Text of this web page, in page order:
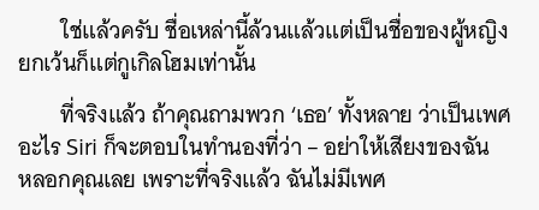
ใช่แล้วครับ ชื่อเหล่านี้ล้วนแล้วแต่เป็นชื่อของผู้หญิง
ยกเว้นก็แต่กูเกิลโฮมเท่านั้น
ที่จริงแล้ว ถ้าคุณถามพวก ‘เธอ’ ทั้งหลาย ว่าเป็นเพศ
อะไร Siri ก็จะตอบในทำนองที่ว่า – อย่าให้เสียงของฉัน
หลอกคุณเลย เพราะที่จริงแล้ว ฉันไม่มีเพศ